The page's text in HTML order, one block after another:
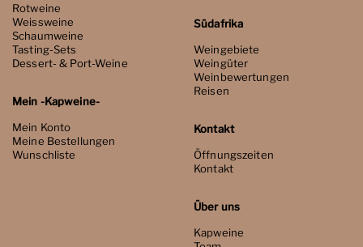
Rotweine
Weissweine
Schaumweine
Tasting-Sets
Dessert- & Port-Weine
Mein -Kapweine-
Mein Konto
Meine Bestellungen
Wunschliste
Südafrika
Weingebiete
Weingüter
Weinbewertungen
Reisen
Kontakt
Öffnungszeiten
Kontakt
Über uns
Kapweine